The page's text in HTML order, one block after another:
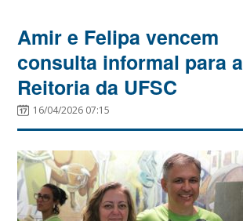
Amir e Felipa vencem
consulta informal para a
Reitoria da UFSC
16/04/2026 07:15